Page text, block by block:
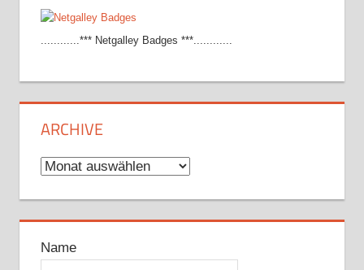
............*** Netgalley Badges ***............
ARCHIVE
Archive
Name